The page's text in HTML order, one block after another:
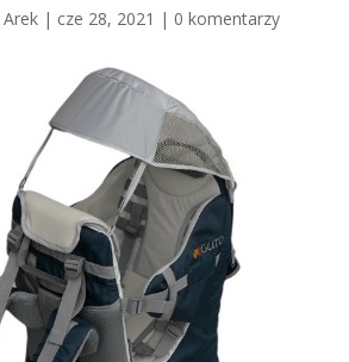
Arek| cze 28, 2021 | 0 komentarzy